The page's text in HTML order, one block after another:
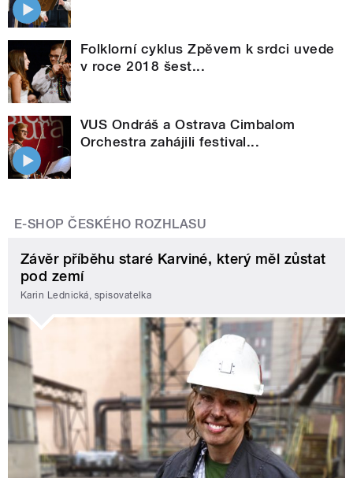
Folklorní cyklus Zpěvem k srdci uvede
v roce 2018 šest...
VUS Ondráš a Ostrava Cimbalom
Orchestra zahájili festival...
E-SHOP ČESKÉHO ROZHLASU
Závěr příběhu staré Karviné, který měl zůstat
pod zemí
Karin Lednická, spisovatelka